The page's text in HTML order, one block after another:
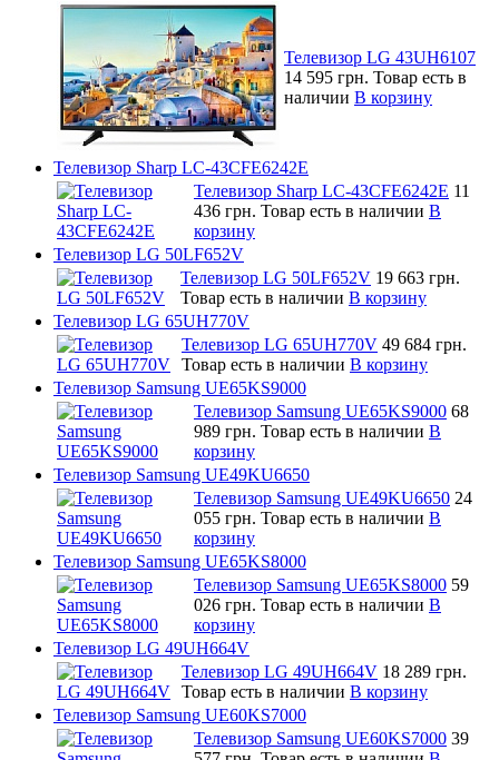
Телевизор LG 43UH6107
14 595 грн. Товар есть в
наличии В корзину
Телевизор Sharp LC-43CFE6242E
Телевизор Sharp LC-43CFE6242E 11
436 грн. Товар есть в наличии В
корзину
Телевизор LG 50LF652V
Телевизор LG 50LF652V 19 663 грн.
Товар есть в наличии В корзину
Телевизор LG 65UH770V
Телевизор LG 65UH770V 49 684 грн.
Товар есть в наличии В корзину
Телевизор Samsung UE65KS9000
Телевизор Samsung UE65KS9000 68
989 грн. Товар есть в наличии В
корзину
Телевизор Samsung UE49KU6650
Телевизор Samsung UE49KU6650 24
055 грн. Товар есть в наличии В
корзину
Телевизор Samsung UE65KS8000
Телевизор Samsung UE65KS8000 59
026 грн. Товар есть в наличии В
корзину
Телевизор LG 49UH664V
Телевизор LG 49UH664V 18 289 грн.
Товар есть в наличии В корзину
Телевизор Samsung UE60KS7000
Телевизор Samsung UE60KS7000 39